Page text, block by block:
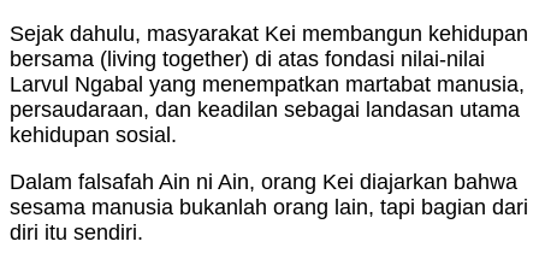
Sejak dahulu, masyarakat Kei membangun kehidupan
bersama (living together) di atas fondasi nilai-nilai
Larvul Ngabal yang menempatkan martabat manusia,
persaudaraan, dan keadilan sebagai landasan utama
kehidupan sosial.
Dalam falsafah Ain ni Ain, orang Kei diajarkan bahwa
sesama manusia bukanlah orang lain, tapi bagian dari
diri itu sendiri.